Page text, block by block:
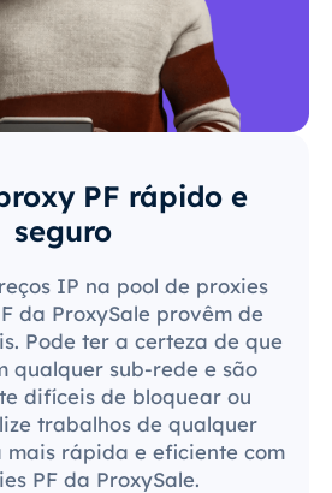
PF rápido e
seguro
IP na pool de proxies
da ProxySale provêm de
Pode ter a certeza de que
qualquer sub-rede e são
difíceis de bloquear ou
trabalhos de qualquer
mais rápida e eficiente com
PF da ProxySale.